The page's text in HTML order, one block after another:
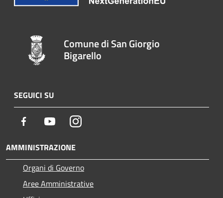
Comune di San Giorgio
Bigarello
SEGUICI SU
Facebook YoutubeInstagram
AMMINISTRAZIONE
Organi di Governo
Aree Amministrative